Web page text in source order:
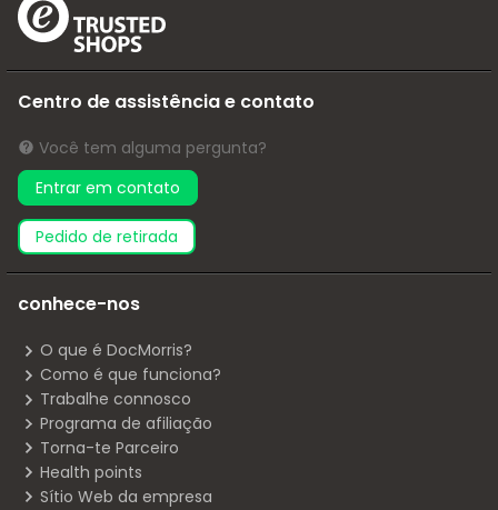
Centro de assistência e contato
Você tem alguma pergunta?
Entrar em contato
pedido de retirada
conhece-nos
O que é DocMorris?
Como é que funciona?
Trabalhe connosco
Programa de afiliação
Torna-te Parceiro
Health points
Sítio Web da empresa